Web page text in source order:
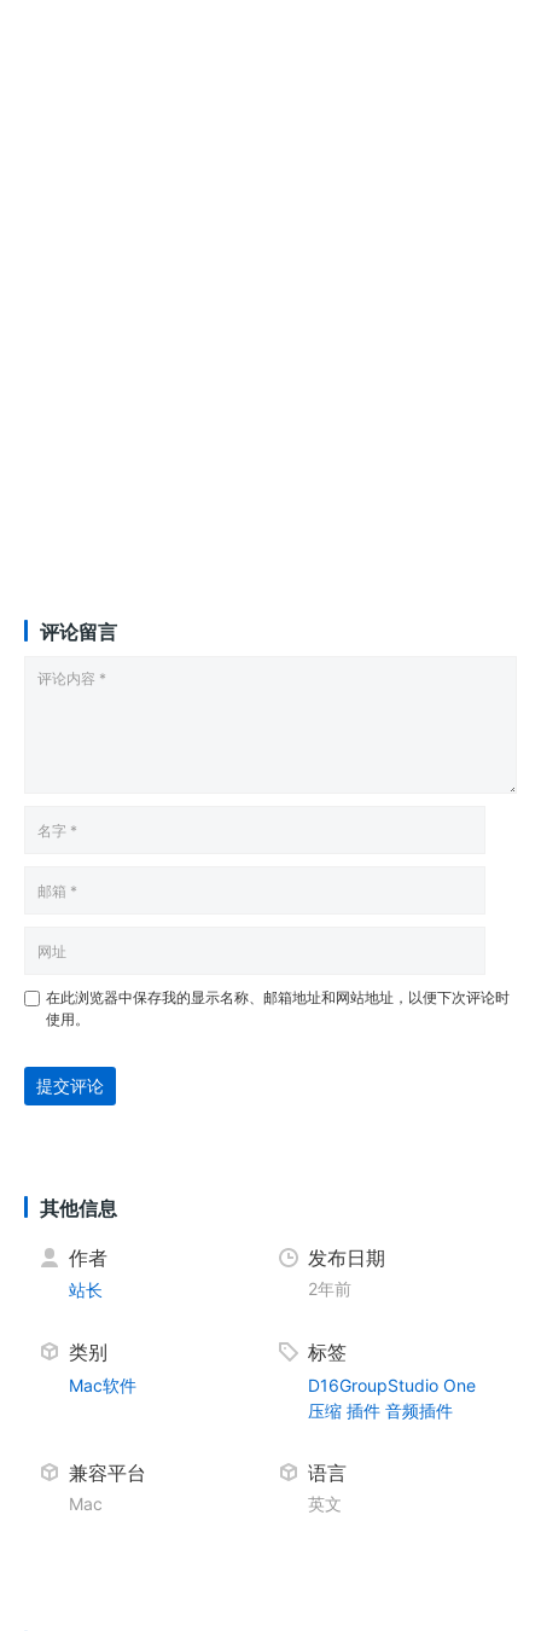
评论留言
在此浏览器中保存我的显示名称、邮箱地址和网站地址，以便下次评论时
使用。
提交评论
其他信息
作者
站长
发布日期
2年前
类别
Mac软件
标签
D16GroupStudio One
压缩 插件 音频插件
兼容平台
Mac
语言
英文